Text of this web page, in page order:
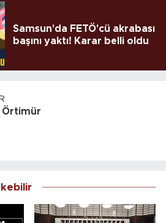
Samsun'da FETÖ'cü akrabası
başını yaktı! Karar belli oldu
Örtimür